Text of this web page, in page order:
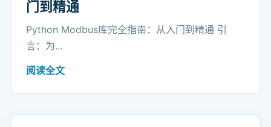
门到精通
Python Modbus库完全指南：从入门到精通 引
言：为...
阅读全文